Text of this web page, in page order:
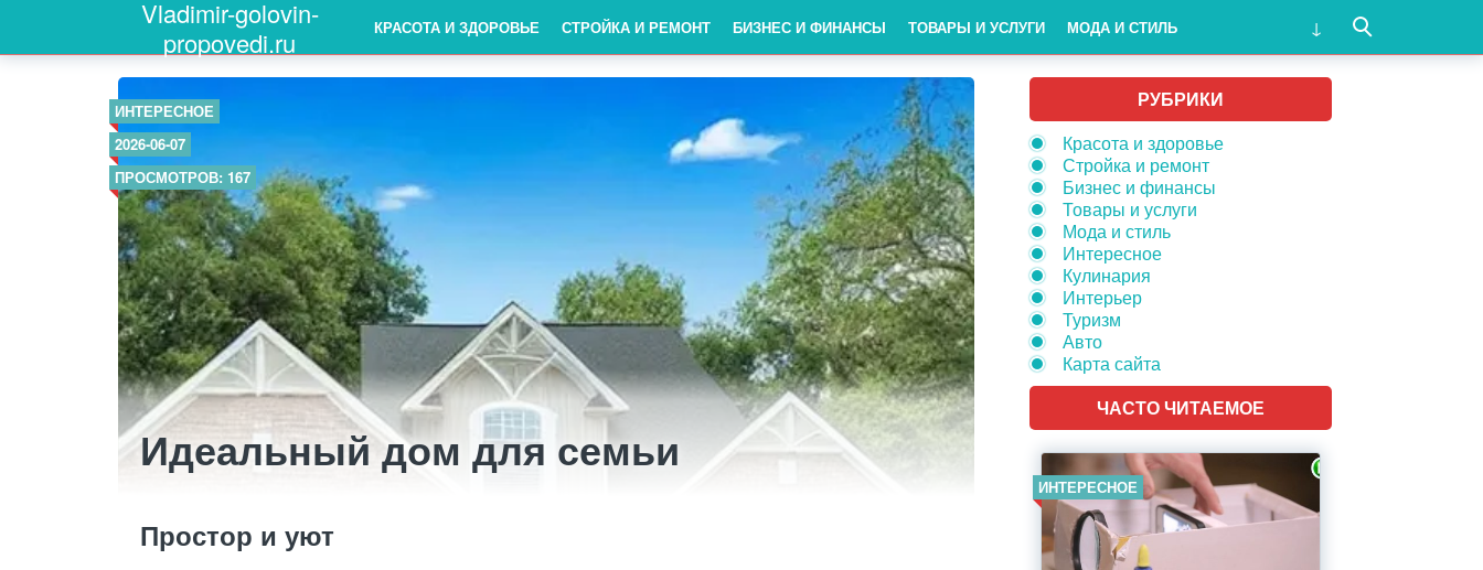
Vladimir-golovin-
propovedi.ru
КРАСОТА И ЗДОРОВЬЕ СТРОЙКА И РЕМОНТ БИЗНЕС И ФИНАНСЫ ТОВАРЫ И УСЛУГИ МОДА И СТИЛЬ
ИНТЕРЕСНОЕ
2026-06-07
ПРОСМОТРОВ: 167
Идеальный дом для семьи
Простор и уют
РУБРИКИ
Красота и здоровье
Стройка и ремонт
Бизнес и финансы
Товары и услуги
Мода и стиль
Интересное
Кулинария
Интерьер
Туризм
Авто
Карта сайта
ЧАСТО ЧИТАЕМОЕ
ИНТЕРЕСНОЕ